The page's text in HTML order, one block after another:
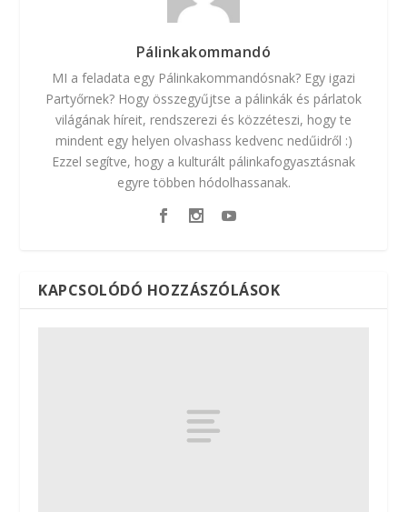
Pálinkakommandó
MI a feladata egy Pálinkakommandósnak? Egy igazi
Partyőrnek? Hogy összegyűjtse a pálinkák és párlatok
világának híreit, rendszerezi és közzéteszi, hogy te
mindent egy helyen olvashass kedvenc nedűidről :)
Ezzel segítve, hogy a kulturált pálinkafogyasztásnak
egyre többen hódolhassanak.
KAPCSOLÓDÓ HOZZÁSZÓLÁSOK